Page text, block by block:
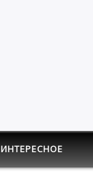
ИНТЕРЕСНОЕ